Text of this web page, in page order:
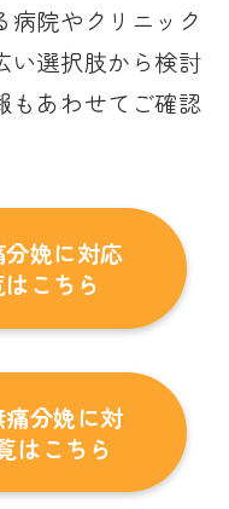
病院やクリニック
い選択肢から検討
もあわせてご確認
娩に対応
こちら
分娩に対
はこちら